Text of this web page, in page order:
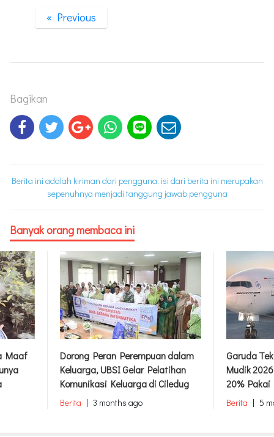
« Previous
Bagikan
Berita ini adalah kiriman dari pengguna, isi dari berita ini merupakan
sepenuhnya menjadi tanggung jawab pengguna
Banyak orang membaca ini
Maaf
Dorong Peran Perempuan dalam
Keluarga, UBSI Gelar Pelatihan
Komunikasi Keluarga di Ciledug
Berita | 3 months ago
Garuda
Mudik
20% Pakai
Berita | 5